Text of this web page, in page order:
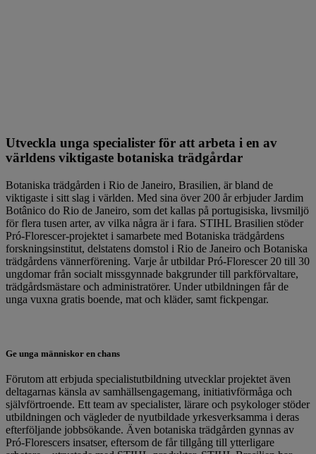
Utveckla unga specialister för att arbeta i en av
världens viktigaste botaniska trädgårdar
Botaniska trädgården i Rio de Janeiro, Brasilien, är bland de
viktigaste i sitt slag i världen. Med sina över 200 år erbjuder Jardim
Botânico do Rio de Janeiro, som det kallas på portugisiska, livsmiljö
för flera tusen arter, av vilka några är i fara. STIHL Brasilien stöder
Pró-Florescer-projektet i samarbete med Botaniska trädgårdens
forskningsinstitut, delstatens domstol i Rio de Janeiro och Botaniska
trädgårdens vännerförening. Varje år utbildar Pró-Florescer 20 till 30
ungdomar från socialt missgynnade bakgrunder till parkförvaltare,
trädgårdsmästare och administratörer. Under utbildningen får de
unga vuxna gratis boende, mat och kläder, samt fickpengar.
Ge unga människor en chans
Förutom att erbjuda specialistutbildning utvecklar projektet även
deltagarnas känsla av samhällsengagemang, initiativförmåga och
självförtroende. Ett team av specialister, lärare och psykologer stöder
utbildningen och vägleder de nyutbildade yrkesverksamma i deras
efterföljande jobbsökande. Även botaniska trädgården gynnas av
Pró-Florescers insatser, eftersom de får tillgång till ytterligare